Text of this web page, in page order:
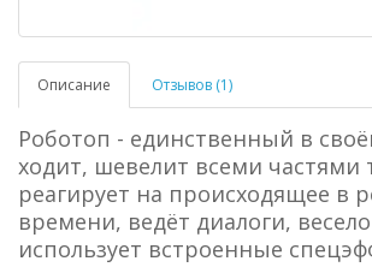
Описание Отзывов (1)
Роботоп - единственный в
ходит, шевелит всеми частями
реагирует на происходящее в
времени, ведёт диалоги,
использует встроенные